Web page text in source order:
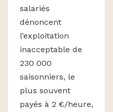
salariés
dénoncent
l’exploitation
inacceptable de
230 000
saisonniers, le
plus souvent
payés à 2 €/heure,